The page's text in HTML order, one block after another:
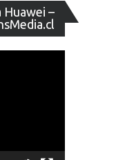
Huawei –
de
vídeo